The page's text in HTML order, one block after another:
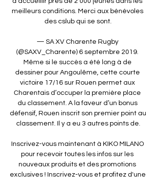
meilleurs conditions. Merci aux bénévoles
des cslub qui se sont.
— SA XV Charente Rugby
(@SAXV_Charente) 6 septembre 2019.
Même si le succès a été long à de
dessiner pour Angoulême, cette courte
victoire 17/16 sur Rouen permet aux
Charentais d’occuper la première place
du classement. A la faveur d’un bonus
défensif, Rouen inscrit son premier point au
classement. Il y a eu 3 autres points de.
Inscrivez-vous maintenant à KIKO MILANO
pour recevoir toutes les infos sur les
nouveaux produits et des promotions
exclusives ! Inscrivez-vous et profitez d'une